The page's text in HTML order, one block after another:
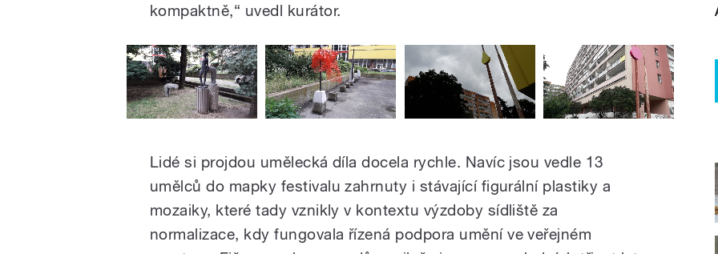
kompaktně,“ uvedl kurátor.
Lidé si projdou umělecká díla docela rychle. Navíc jsou vedle 13
umělců do mapky festivalu zahrnuty i stávající figurální plastiky a
mozaiky, které tady vznikly v kontextu výzdoby sídliště za
normalizace, kdy fungovala řízená podpora umění ve veřejném